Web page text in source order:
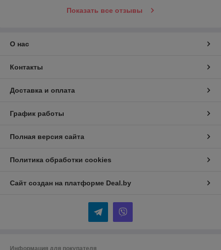
Показать все отзывы
О нас
Контакты
Доставка и оплата
График работы
Полная версия сайта
Политика обработки cookies
Сайт создан на платформе Deal.by
Информация для покупателя